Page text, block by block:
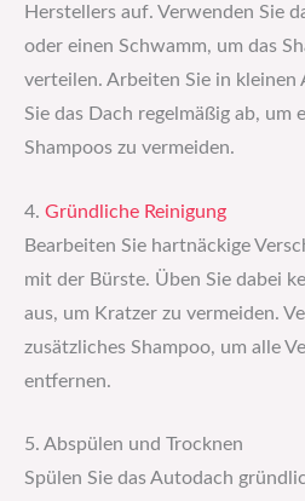
Herstellers auf. Verwenden Sie
oder einen Schwamm, um das
verteilen. Arbeiten Sie in kleinen
Sie das Dach regelmäßig ab, um
Shampoos zu vermeiden.
4. Gründliche Reinigung
Bearbeiten Sie hartnäckige
mit der Bürste. Üben Sie dabei
aus, um Kratzer zu vermeiden.
zusätzliches Shampoo, um alle
entfernen.
5. Abspülen und Trocknen
Spülen Sie das Autodach